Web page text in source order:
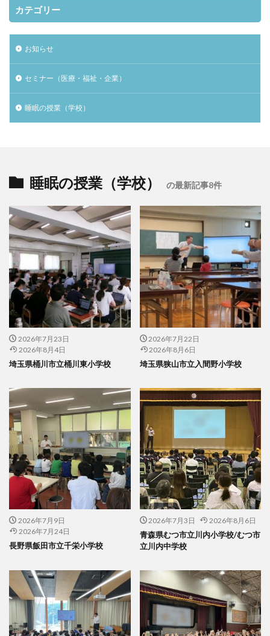
カテゴリー
お知らせ
セミナー（医療・福祉・企業）
睡眠の授業（学校）
睡眠の授業（学校） の最新記事8件
2026年7月23日
2026年8月4日
埼玉県桶川市立桶川東小学校
2026年7月22日
2026年8月6日
埼玉県狭山市立入間野小学校
2026年7月9日
2026年7月24日
長野県飯田市立千栄小学校
2026年7月3日 2026年8月6日
青森県むつ市立川内小学校/むつ市
立川内中学校